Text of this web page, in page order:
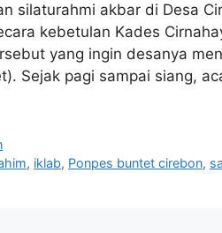
silaturahmi akbar di Desa
kebetulan Kades
yang ingin desanya
Sejak pagi sampai siang,
, iklab, Ponpes buntet cirebon,